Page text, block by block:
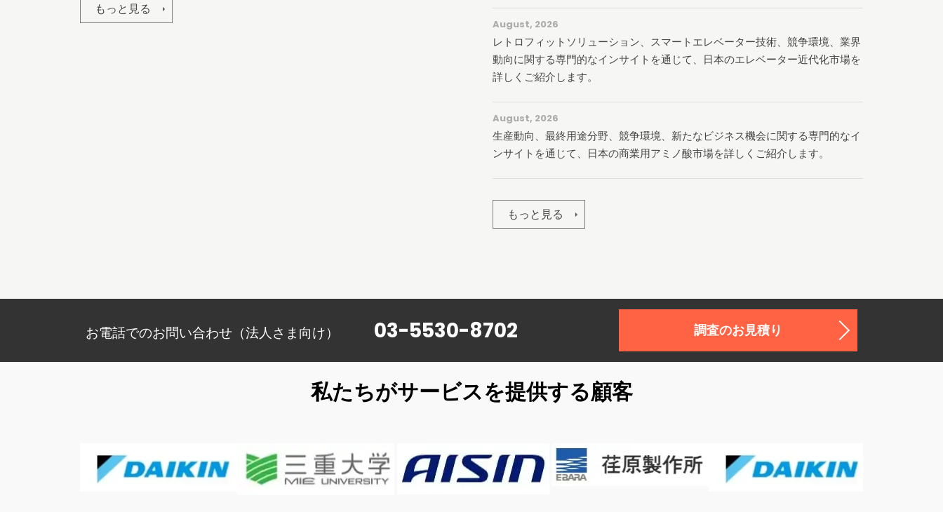
もっと見る
August, 2026
レトロフィットソリューション、スマートエレベーター技術、競争環境、業界
動向に関する専門的なインサイトを通じて、日本のエレベーター近代化市場を
詳しくご紹介します。
August, 2026
生産動向、最終用途分野、競争環境、新たなビジネス機会に関する専門的なイ
ンサイトを通じて、日本の商業用アミノ酸市場を詳しくご紹介します。
もっと見る
お電話でのお問い合わせ（法人さま向け） 03-5530-8702 調査のお見積り
私たちがサービスを提供する顧客